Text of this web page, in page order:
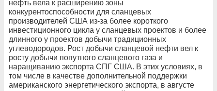
нефть вела к расширению зоны
конкурентоспособности для сланцевых
производителей США из-за более короткого
инвестиционного цикла у сланцевых проектов и более
длинного у проектов добычи традиционных
углеводородов. Рост добычи сланцевой нефти вел к
росту добычи попутного сланцевого газа и
наращиванию экспорта СПГ США. В этих условиях, в
том числе в качестве дополнительной поддержки
американского энергетического экспорта, в августе